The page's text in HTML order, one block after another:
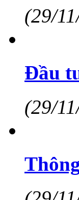
(29/
Đầu
(29/